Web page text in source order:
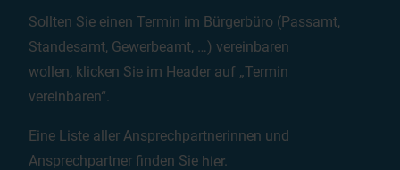
Sollten Sie einen Termin im Bürgerbüro (Passamt,
Standesamt, Gewerbeamt, …) vereinbaren
wollen, klicken Sie im Header auf „Termin
vereinbaren“.
Eine Liste aller Ansprechpartnerinnen und
Ansprechpartner finden Sie hier.